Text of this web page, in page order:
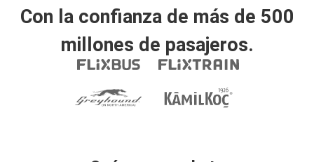
Con la confianza de más de 500
millones de pasajeros.